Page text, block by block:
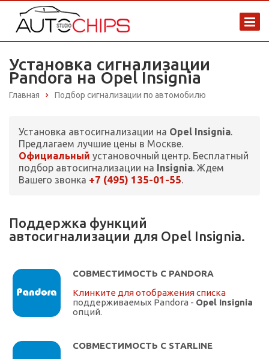
Установка сигнализации
Pandora на Opel Insignia
Главная Подбор сигнализации по автомобилю
Установка автосигнализации на Opel Insignia.
Предлагаем лучшие цены в Москве.
Официальный установочный центр. Бесплатный
подбор автосигнализации на
Insignia. Ждем
Вашего звонка +7 (495) 135-01-55.
Поддержка функций
автосигнализации для Opel Insignia.
СОВМЕСТИМОСТЬ С PANDORA
Клинките для отображения списка
поддерживаемых Pandora - Opel Insignia
опций.
СОВМЕСТИМОСТЬ С STARLINE